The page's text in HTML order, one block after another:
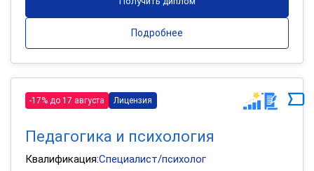
Подробнее
-17% до 17 августа Лицензия
Педагогика и психология
Квалификация:Специалист/психолог